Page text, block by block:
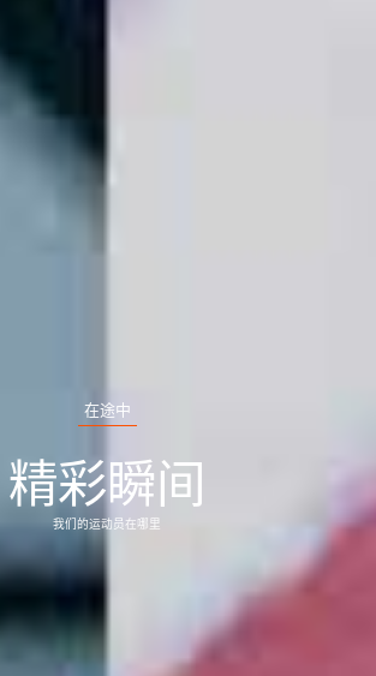
在途中
精彩瞬间
我们的运动员在哪里